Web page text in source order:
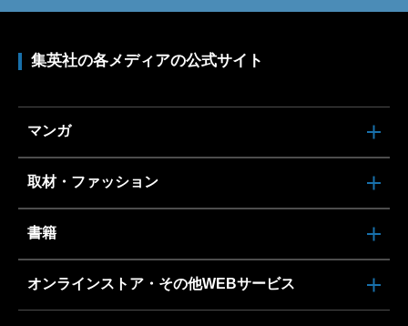
集英社の各メディアの公式サイト
マンガ
取材・ファッション
書籍
オンラインストア・その他WEBサービス